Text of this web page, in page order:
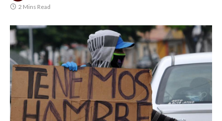
2 Mins Read